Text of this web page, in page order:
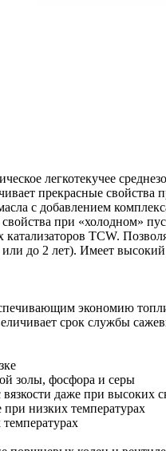
легкотекучее
прекрасные
с добавлением
при «холодном»
TCW.
до 2 лет). Имеет высокий
экономию
срок службы
золы, фосфора и серы
даже при
низких температурах